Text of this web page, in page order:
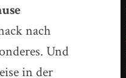
nach
Und
in der